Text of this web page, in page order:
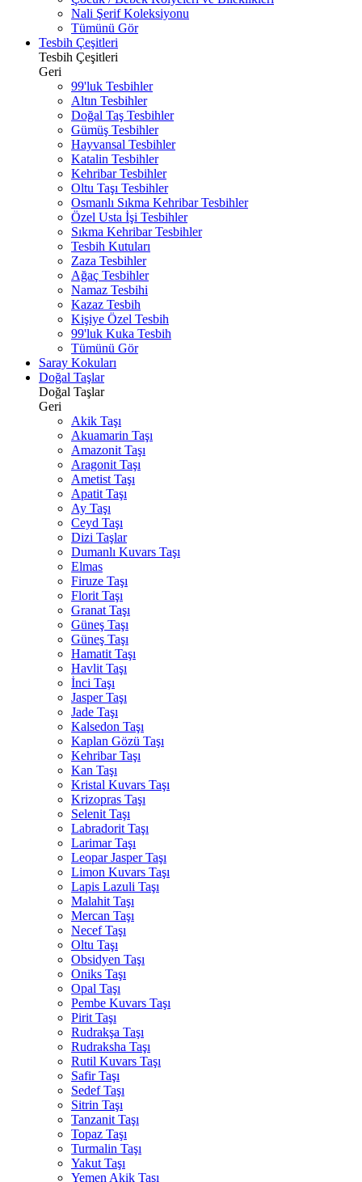
Nali Şerif Koleksiyonu
Tümünü Gör
Tesbih Çeşitleri
Tesbih Çeşitleri
Geri
99'luk Tesbihler
Altın Tesbihler
Doğal Taş Tesbihler
Gümüş Tesbihler
Hayvansal Tesbihler
Katalin Tesbihler
Kehribar Tesbihler
Oltu Taşı Tesbihler
Osmanlı Sıkma Kehribar Tesbihler
Özel Usta İşi Tesbihler
Sıkma Kehribar Tesbihler
Tesbih Kutuları
Zaza Tesbihler
Ağaç Tesbihler
Namaz Tesbihi
Kazaz Tesbih
Kişiye Özel Tesbih
99'luk Kuka Tesbih
Tümünü Gör
Saray Kokuları
Doğal Taşlar
Doğal Taşlar
Geri
Akik Taşı
Akuamarin Taşı
Amazonit Taşı
Aragonit Taşı
Ametist Taşı
Apatit Taşı
Ay Taşı
Ceyd Taşı
Dizi Taşlar
Dumanlı Kuvars Taşı
Elmas
Firuze Taşı
Florit Taşı
Granat Taşı
Güneş Taşı
Güneş Taşı
Hamatit Taşı
Havlit Taşı
İnci Taşı
Jasper Taşı
Jade Taşı
Kalsedon Taşı
Kaplan Gözü Taşı
Kehribar Taşı
Kan Taşı
Kristal Kuvars Taşı
Krizopras Taşı
Selenit Taşı
Labradorit Taşı
Larimar Taşı
Leopar Jasper Taşı
Limon Kuvars Taşı
Lapis Lazuli Taşı
Malahit Taşı
Mercan Taşı
Necef Taşı
Oltu Taşı
Obsidyen Taşı
Oniks Taşı
Opal Taşı
Pembe Kuvars Taşı
Pirit Taşı
Rudrakşa Taşı
Rudraksha Taşı
Rutil Kuvars Taşı
Safir Taşı
Sedef Taşı
Sitrin Taşı
Tanzanit Taşı
Topaz Taşı
Turmalin Taşı
Yakut Taşı
Yemen Akik Taşı